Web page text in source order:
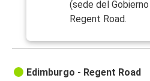
(sede del
Regent Road.
Edimburgo - Regent Road